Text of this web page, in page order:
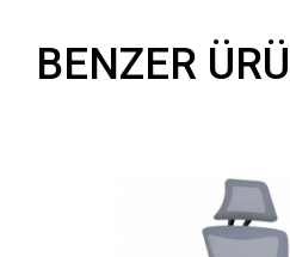
BENZER